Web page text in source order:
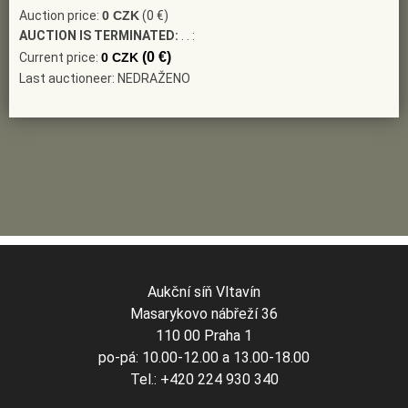
Auction price: 0 CZK(0 €)
AUCTION IS TERMINATED: . . :
Current price: 0 CZK (0 €)
Last auctioneer: NEDRAŽENO
Aukční síň Vltavín
Masarykovo nábřeží 36
110 00 Praha 1
po-pá: 10.00-12.00 a 13.00-18.00
Tel.: +420 224 930 340